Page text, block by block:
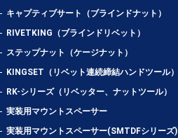
キャプティブサート（ブラインドナット）
RIVETKING（ブラインドリベット）
ステップナット（ケージナット）
KINGSET（リベット連続締結ハンドツール）
RK-シリーズ（リベッター、ナットツール）
実装用マウントスペーサー
実装用マウントスペーサー(SMTDFシリーズ)